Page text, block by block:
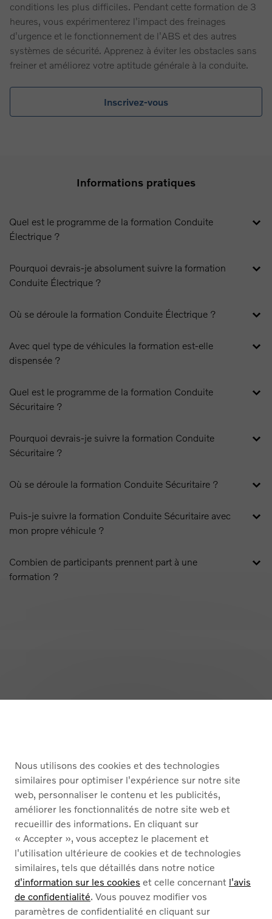
conditions les plus difficiles. Pendant cette formation de 3
heures, vous expérimenterez l'impact des freinages
d'urgence et le fonctionnement de l'ABS et des autres
systèmes de sécurité. Apprenez à éviter les obstacles sans
freiner et améliorez votre aptitude générale à la conduite.
Inscrivez-vous
Informations pratiques
Quel est le programme de la formation Conduite
Électrique ?
Pourquoi devrais-je absolument suivre la formation
Conduite Électrique ?
Où se déroule la formation Conduite Électrique ?
Avec quel type de véhicules la formation est-elle
dispensée ?
Quel est le programme de la formation Conduite
Sécuritaire ?
Pourquoi devrais-je suivre la formation Conduite
Sécuritaire ?
Où se déroule la formation Conduite Sécuritaire ?
Puis-je suivre la formation Conduite Sécuritaire avec
mon propre véhicule ?
Combien de participants prennent part à une
formation ?
SERVICES
À PROPOS DE NOUS
French Nederlands
Nous utilisons des cookies et des technologies
similaires pour optimiser l'expérience sur notre site
web, personnaliser le contenu et les publicités,
améliorer les fonctionnalités de notre site web et
recueillir des informations. En cliquant sur
« Accepter », vous acceptez le placement et
l'utilisation ultérieure de cookies et de technologies
similaires, tels que détaillés dans notre notice
d'information sur les cookies et celle concernant l'avis
de confidentialité. Vous pouvez modifier vos
paramètres de confidentialité en cliquant sur